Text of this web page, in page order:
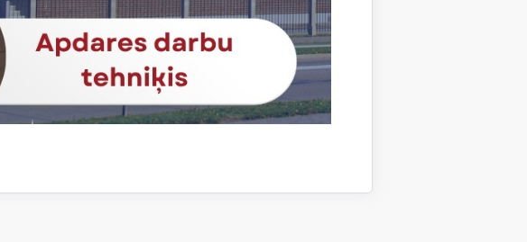
valstis mācās kopā
Īstenošanā
NORDPLUS
aktualitātes: